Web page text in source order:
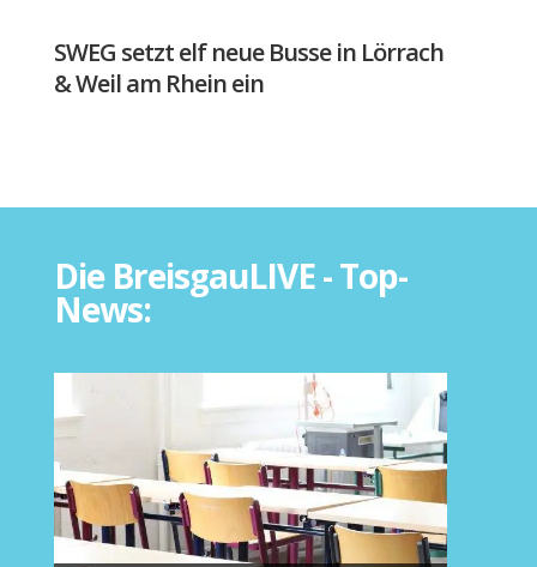
SWEG setzt elf neue Busse in Lörrach
& Weil am Rhein ein
Die BreisgauLIVE - Top-
News: